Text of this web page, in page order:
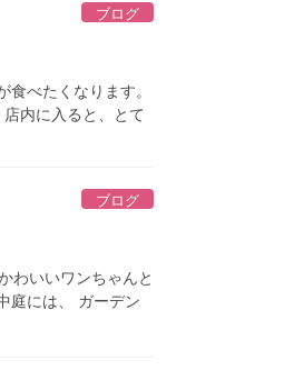
ブログ
べたくなります。
内に入ると、とて
ブログ
わいいワンちゃんと
庭には、 ガーデン